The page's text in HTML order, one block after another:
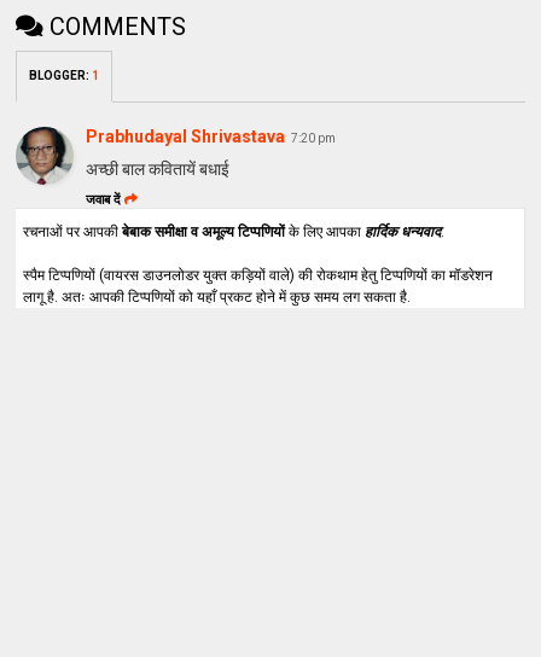
COMMENTS
BLOGGER: 1
Prabhudayal Shrivastava 7:20 pm
अच्छी बाल कवितायें बधाई
जवाब दें
रचनाओं पर आपकीबेबाक समीक्षा व अमूल्य टिप्पणियोंके लिए आपका हार्दिक धन्यवाद.
स्पैम टिप्पणियों (वायरस डाउनलोडर युक्त कड़ियों वाले) की रोकथाम हेतु टिप्पणियों का मॉडरेशन
लागू है. अतः आपकी टिप्पणियों को यहाँ प्रकट होने में कुछ समय लग सकता है.